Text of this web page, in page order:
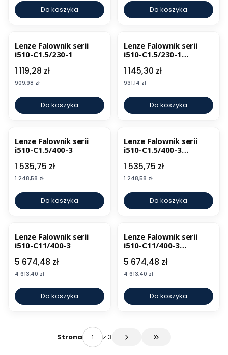
Do koszyka Do koszyka
Lenze Falownik serii
i510-C1.5/230-1
Cena
1 119,28 zł
Cena
909,98 zł
Do koszyka
Lenze Falownik serii
i510-C1.5/230-1
Cena
1 145,30 zł
Cena
931,14 zł
Do koszyka
Lenze Falownik serii
i510-C1.5/400-3
Cena
1 535,75 zł
Cena
1 248,58 zł
Do koszyka
Lenze Falownik serii
i510-C1.5/400-3
Cena
1 535,75 zł
Cena
1 248,58 zł
Do koszyka
Lenze Falownik serii
i510-C11/400-3
Cena
5 674,48 zł
Cena
4 613,40 zł
Do koszyka
Lenze Falownik serii
i510-C11/400-3
Cena
5 674,48 zł
Cena
4 613,40 zł
Do koszyka
Strona z 3 Przejdź do ostatniej